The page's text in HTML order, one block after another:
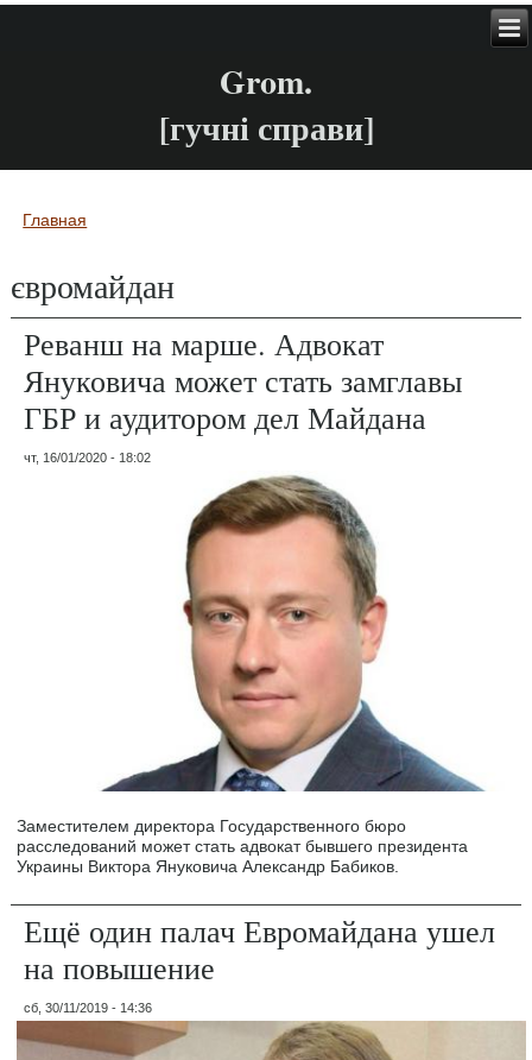
Grom.
[гучні справи]
Вы здесь
Главная
євромайдан
Реванш на марше. Адвокат
Януковича может стать замглавы
ГБР и аудитором дел Майдана
чт, 16/01/2020 - 18:02
Заместителем директора Государственного бюро
расследований может стать адвокат бывшего президента
Украины Виктора Януковича Александр Бабиков.
Ещё один палач Евромайдана ушел
на повышение
сб, 30/11/2019 - 14:36